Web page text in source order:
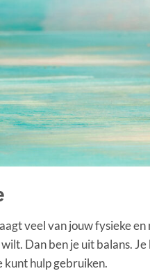
veel van jouw fysieke
Dan ben je uit balans.
kunt hulp gebruiken.